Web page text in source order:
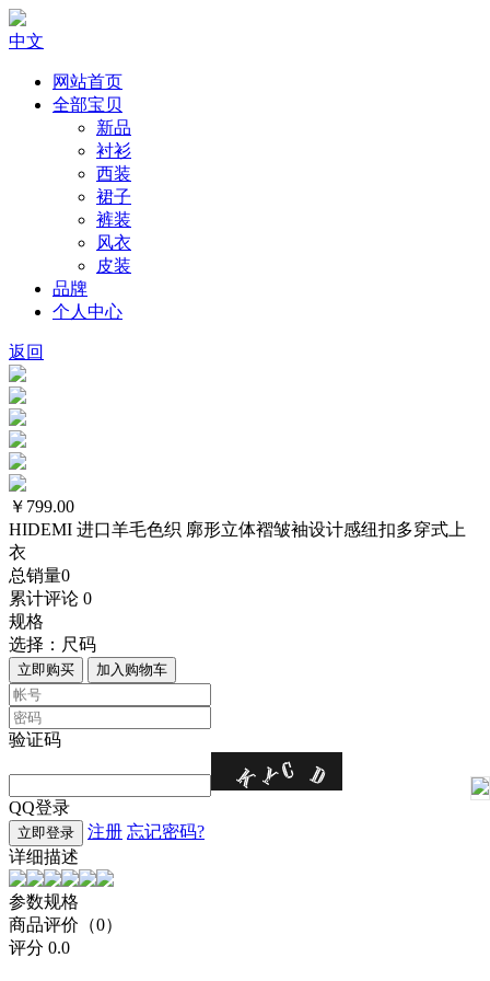
中文
网站首页
全部宝贝
新品
衬衫
西装
裙子
裤装
风衣
皮装
品牌
个人中心
返回
￥799.00
HIDEMI 进口羊毛色织 廓形立体褶皱袖设计感纽扣多穿式上
衣
总销量0
累计评论 0
规格
选择： 尺码
立即购买 加入购物车
验证码
QQ登录
立即登录 注册 忘记密码?
详细描述
参数规格
商品评价（0）
评分 0.0